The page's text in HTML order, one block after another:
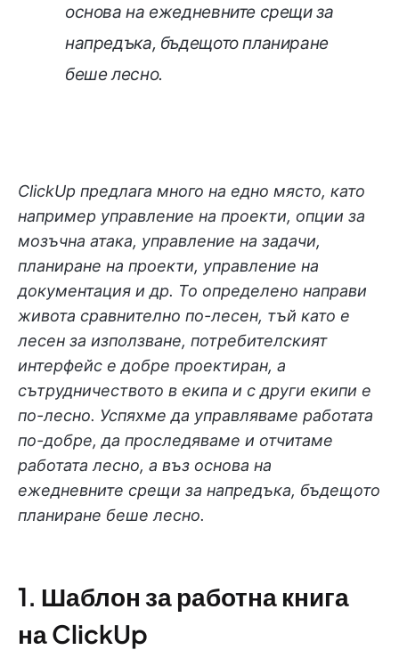
основа на ежедневните срещи за
напредъка, бъдещото планиране
беше лесно.
ClickUp предлага много на едно място, като
например управление на проекти, опции за
мозъчна атака, управление на задачи,
планиране на проекти, управление на
документация и др. То определено направи
живота сравнително по-лесен, тъй като е
лесен за използване, потребителският
интерфейс е добре проектиран, а
сътрудничеството в екипа и с други екипи е
по-лесно. Успяхме да управляваме работата
по-добре, да проследяваме и отчитаме
работата лесно, а въз основа на
ежедневните срещи за напредъка, бъдещото
планиране беше лесно.
1. Шаблон за работна книга
на ClickUp